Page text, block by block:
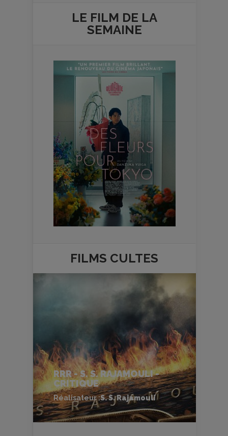
LE FILM DE LA
SEMAINE
FILMS CULTES
RRR - S. S. RAJAMOULI -
CRITIQUE
Réalisateur :S. S. Rajamouli